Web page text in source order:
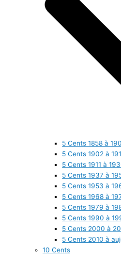
5 Cents 1858 à
5 Cents 1902 à
5 Cents 1911 à
5 Cents 1937 à
5 Cents 1953 à
5 Cents 1968 à
5 Cents 1979 à
5 Cents 1990 à
5 Cents 2000 à
5 Cents 2010 à
10 Cents